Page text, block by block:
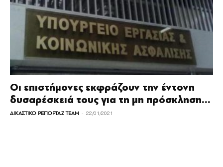
Οι επιστήμονες εκφράζουν την έντονη
δυσαρέσκειά τους για τη μη πρόσκληση...
ΔΙΚΑΣΤΙΚΟ ΡΕΠΟΡΤΑΖ TEAM - 22/01/2021